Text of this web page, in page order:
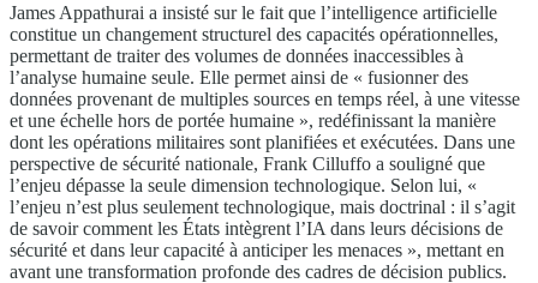
James Appathurai a insisté sur le fait que l’intelligence artificielle
constitue un changement structurel des capacités opérationnelles,
permettant de traiter des volumes de données inaccessibles à
l’analyse humaine seule. Elle permet ainsi de « fusionner des
données provenant de multiples sources en temps réel, à une vitesse
et une échelle hors de portée humaine », redéfinissant la manière
dont les opérations militaires sont planifiées et exécutées. Dans une
perspective de sécurité nationale, Frank Cilluffo a souligné que
l’enjeu dépasse la seule dimension technologique. Selon lui, «
l’enjeu n’est plus seulement technologique, mais doctrinal : il s’agit
de savoir comment les États intègrent l’IA dans leurs décisions de
sécurité et dans leur capacité à anticiper les menaces », mettant en
avant une transformation profonde des cadres de décision publics.